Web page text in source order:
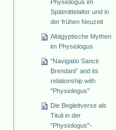
Physiologus im
Spätmittelalter und in
der frühen Neuzeit
Altägyptische Mythen
im Physiologus
"Navigatio Sancti
Brendani" and its
relationship with
"Physiologus"
Die Begleitverse als
Tituli in der
"Physiologus"-